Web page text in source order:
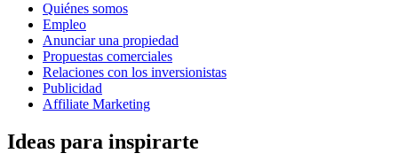
Quiénes somos
Empleo
Anunciar una propiedad
Propuestas comerciales
Relaciones con los inversionistas
Publicidad
Affiliate Marketing
Ideas para inspirarte